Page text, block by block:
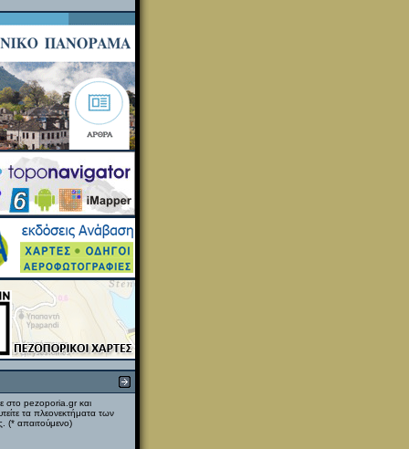
στο pezoporia.gr και
τα πλεονεκτήματα των
(* απαιτούμενο)